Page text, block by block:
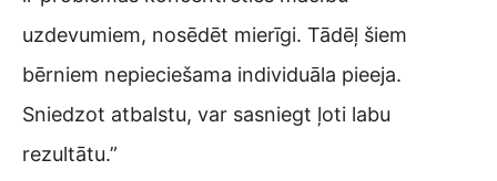
uzdevumiem, nosēdēt mierīgi. Tādēļ šiem
bērniem nepieciešama individuāla pieeja.
Sniedzot atbalstu, var sasniegt ļoti labu
rezultātu.”